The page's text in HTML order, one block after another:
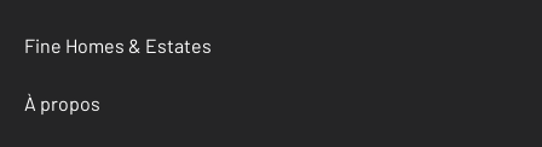
Fine Homes & Estates
À propos